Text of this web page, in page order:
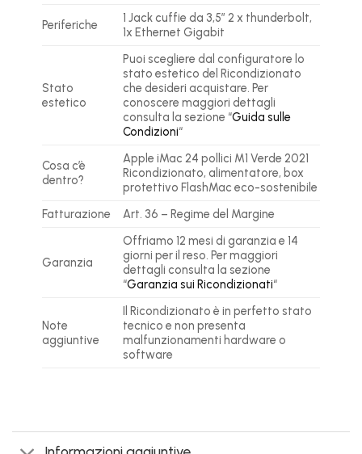
Periferiche
1 Jack cuffie da 3,5″ 2 x thunderbolt,
1x Ethernet Gigabit
Stato
estetico
Puoi scegliere dal configuratore lo
stato estetico del Ricondizionato
che desideri acquistare. Per
conoscere maggiori dettagli
consulta la sezione “Guida sulle
Condizioni“
Cosa c’è
dentro?
Apple iMac 24 pollici M1 Verde 2021
Ricondizionato, alimentatore, box
protettivo FlashMac eco-sostenibile
Fatturazione
Art. 36 – Regime del Margine
Garanzia
Offriamo 12 mesi di garanzia e 14
giorni per il reso. Per maggiori
dettagli consulta la sezione
“Garanzia sui Ricondizionati“
Note
aggiuntive
Il Ricondizionato è in perfetto stato
tecnico e non presenta
malfunzionamenti hardware o
software